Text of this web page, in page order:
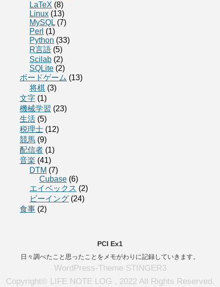
LaTeX (8)
Linux (13)
MySQL (7)
Perl (1)
Python (33)
R言語 (5)
Scilab (2)
SQLite (2)
ボードゲーム (13)
将棋 (3)
文字 (1)
機械学習 (23)
生活 (5)
税理士 (12)
競馬 (9)
配信者 (1)
音楽 (41)
DTM (7)
Cubase (6)
エイベックス (2)
ビーイング (24)
食事 (2)
PCI Ex1
日々調べたこと思ったことをメモがわりに記録していきます。
WordPress-Theme STINGER3
Copyright© LIFE NOTE LOG , 2022 All Rights Reserved.